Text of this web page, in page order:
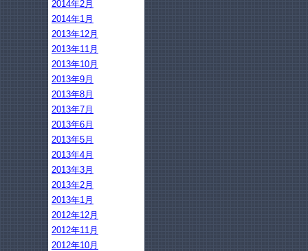
2014年2月
2014年1月
2013年12月
2013年11月
2013年10月
2013年9月
2013年8月
2013年7月
2013年6月
2013年5月
2013年4月
2013年3月
2013年2月
2013年1月
2012年12月
2012年11月
2012年10月